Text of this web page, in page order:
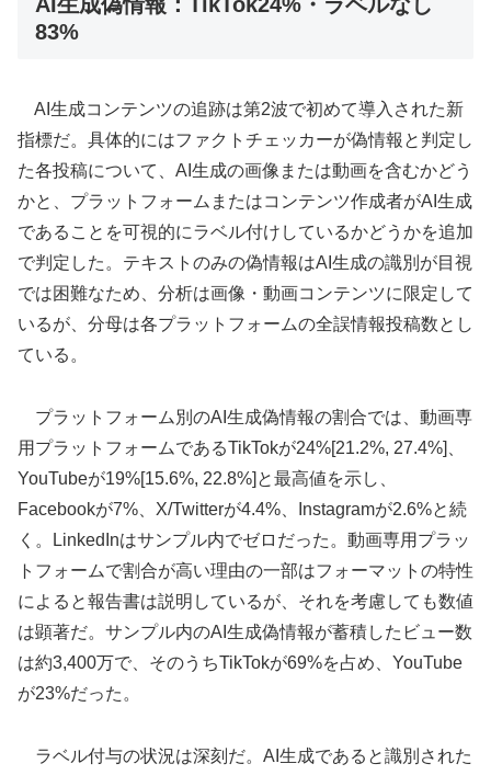
83%
AI生成コンテンツの追跡は第2波で初めて導入された新
指標だ。具体的にはファクトチェッカーが偽情報と判定し
た各投稿について、AI生成の画像または動画を含むかどう
かと、プラットフォームまたはコンテンツ作成者がAI生成
であることを可視的にラベル付けしているかどうかを追加
で判定した。テキストのみの偽情報はAI生成の識別が目視
では困難なため、分析は画像・動画コンテンツに限定して
いるが、分母は各プラットフォームの全誤情報投稿数とし
ている。
プラットフォーム別のAI生成偽情報の割合では、動画専
用プラットフォームであるTikTokが24%[21.2%, 27.4%]、
YouTubeが19%[15.6%, 22.8%]と最高値を示し、
Facebookが7%、X/Twitterが4.4%、Instagramが2.6%と続
く。LinkedInはサンプル内でゼロだった。動画専用プラッ
トフォームで割合が高い理由の一部はフォーマットの特性
によると報告書は説明しているが、それを考慮しても数値
は顕著だ。サンプル内のAI生成偽情報が蓄積したビュー数
は約3,400万で、そのうちTikTokが69%を占め、YouTube
が23%だった。
ラベル付与の状況は深刻だ。AI生成であると識別された